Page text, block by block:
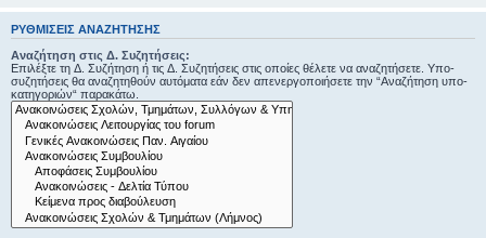
ΡΥΘΜΊΣΕΙΣ ΑΝΑΖΉΤΗΣΗΣ
Αναζήτηση στις Δ. Συζητήσεις:
Επιλέξτε τη Δ. Συζήτηση ή τις Δ. Συζητήσεις στις οποίες θέλετε να αναζητήσετε. Υπο-
συζητήσεις θα αναζητηθούν αυτόματα εάν δεν απενεργοποιήσετε την “Αναζήτηση υπο-
κατηγοριών“ παρακάτω.